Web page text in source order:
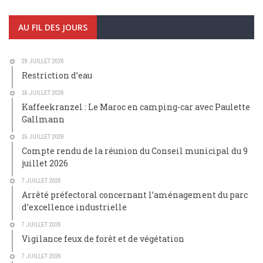
AU FIL DES JOURS
29 JUILLET 2026
Restriction d’eau
16 JUILLET 2026
Kaffeekranzel : Le Maroc en camping-car avec Paulette
Gallmann
15 JUILLET 2026
Compte rendu de la réunion du Conseil municipal du 9
juillet 2026
7 JUILLET 2026
Arrêté préfectoral concernant l’aménagement du parc
d’excellence industrielle
7 JUILLET 2026
Vigilance feux de forêt et de végétation
7 JUILLET 2026